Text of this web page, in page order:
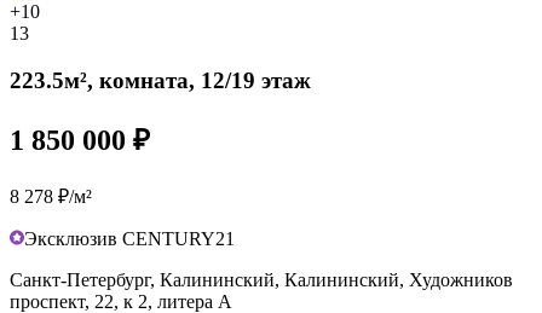
+10
13
223.5м², комната, 12/19 этаж
1 850 000 ₽
8 278 ₽/м²
Эксклюзив CENTURY21
Санкт-Петербург, Калининский, Калининский, Художников
проспект, 22, к 2, литера А